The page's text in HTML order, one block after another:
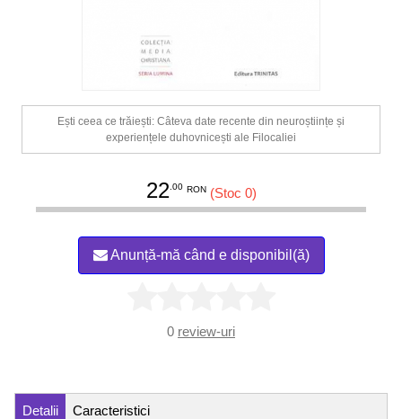
Ești ceea ce trăiești: Câteva date recente din neuroștiințe și
experiențele duhovnicești ale Filocaliei
22.00 RON (Stoc 0)
Anunță-mă când e disponibil(ă)
0 review-uri
Detalii Caracteristici